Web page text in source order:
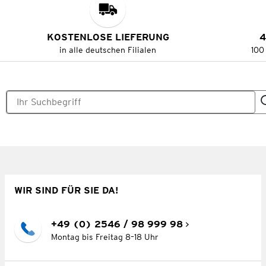
KOSTENLOSE LIEFERUNG
in alle deutschen Filialen
WIR SIND FÜR SIE DA!
+49 (0) 2546 / 98 999 98
Montag bis Freitag 8–18 Uhr